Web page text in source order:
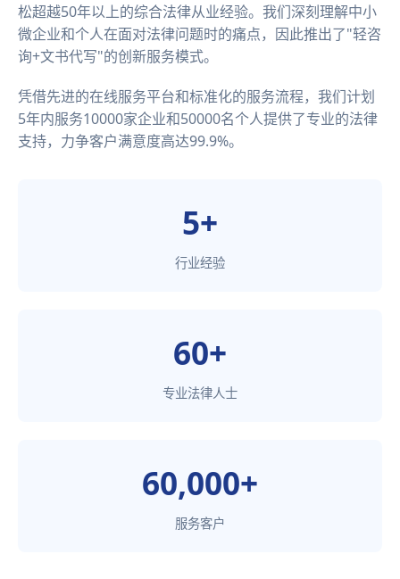
松超越50年以上的综合法律从业经验。我们深刻理解中小
微企业和个人在面对法律问题时的痛点，因此推出了"轻咨
询+文书代写"的创新服务模式。
凭借先进的在线服务平台和标准化的服务流程，我们计划
5年内服务10000家企业和50000名个人提供了专业的法律
支持，力争客户满意度高达99.9%。
5+
行业经验
60+
专业法律人士
60,000+
服务客户